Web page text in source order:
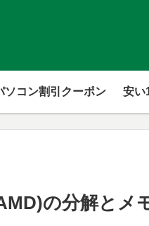
ソコン割引クーポン 安い
の分解とメ